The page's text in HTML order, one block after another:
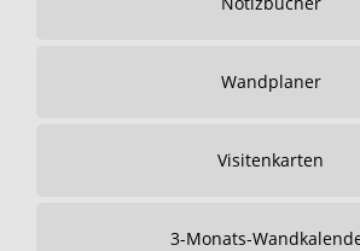
Wandplaner
Visitenkarten
3-Monats-